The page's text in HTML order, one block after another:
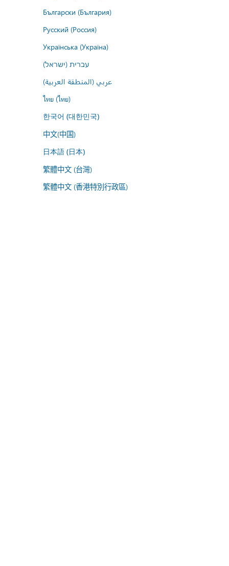
Български (България)
Русский (Россия)
Українська (Україна)
עברית (ישראל)
عربي (المنطقة العربية)
ไทย (ไทย)
한국어 (대한민국)
中文(中国)
日本語 (日本)
繁體中文 (台灣)
繁體中文 (香港特別行政區)